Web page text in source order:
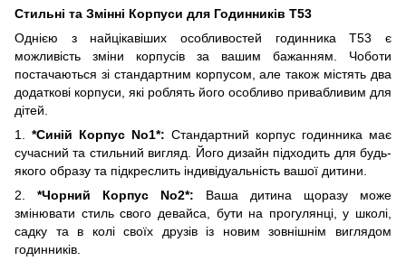
Стильні та Змінні Корпуси для Годинників T53
Однією з найцікавіших особливостей годинника T53 є
можливість зміни корпусів за вашим бажанням. Чоботи
постачаються зі стандартним корпусом, але також містять два
додаткові корпуси, які роблять його особливо привабливим для
дітей.
1. *Синій Корпус No1*: Стандартний корпус годинника має
сучасний та стильний вигляд. Його дизайн підходить для будь-
якого образу та підкреслить індивідуальність вашої дитини.
2.
*Чорний Корпус No2*: Ваша дитина щоразу може
змінювати стиль свого девайса, бути на прогулянці, у школі,
садку та в колі своїх друзів із новим зовнішнім виглядом
годинників.